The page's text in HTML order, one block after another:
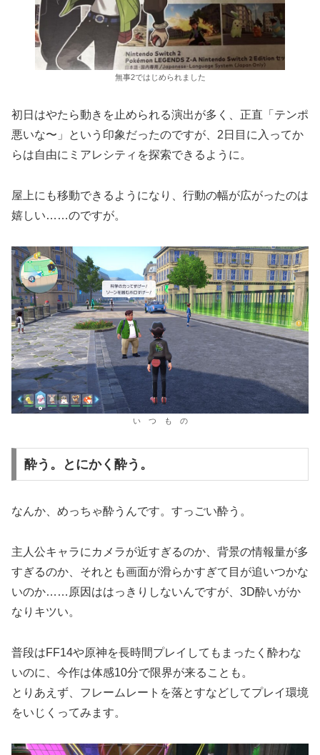
無事2ではじめられました
初日はやたら動きを止められる演出が多く、正直「テンポ
悪いな〜」という印象だったのですが、2日目に入ってか
らは自由にミアレシティを探索できるように。
屋上にも移動できるようになり、行動の幅が広がったのは
嬉しい……のですが。
い つ も の
酔う。とにかく酔う。
なんか、めっちゃ酔うんです。すっごい酔う。
主人公キャラにカメラが近すぎるのか、背景の情報量が多
すぎるのか、それとも画面が滑らかすぎて目が追いつかな
いのか……原因ははっきりしないんですが、3D酔いがか
なりキツい。
普段はFF14や原神を長時間プレイしてもまったく酔わな
いのに、今作は体感10分で限界が来ることも。
とりあえず、フレームレートを落とすなどしてプレイ環境
をいじくってみます。